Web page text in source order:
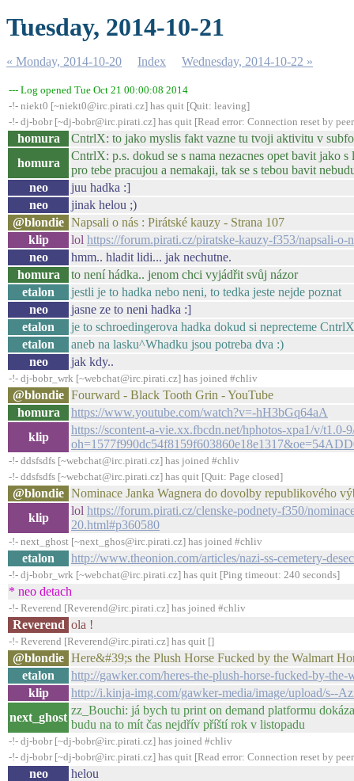
Tuesday, 2014-10-21
« Monday, 2014-10-20 Index Wednesday, 2014-10-22 »
--- Log opened Tue Oct 21 00:00:08 2014
-!- niekt0 [~niekt0@irc.pirati.cz] has quit [Quit: leaving]
-!- dj-bobr [~dj-bobr@irc.pirati.cz] has quit [Read error: Connection reset by
homura
CntrlX: to jako myslis fakt vazne tu tvoji aktivitu v
homura
CntrlX: p.s. dokud se s nama nezacnes opet bavit jako
pro tebe pracujou a nemakaji, tak se s tebou bavit
neo
juu hadka :]
neo
jinak helou ;)
@blondie Napsali o nás : Pirátské kauzy - Strana 107
klip
lol https://forum.pirati.cz/piratske-kauzy-f353/napsali-o-
neo
hmm.. hladit lidi... jak nechutne.
homura
to není hádka.. jenom chci vyjádřit svůj názor
etalon
jestli je to hadka nebo neni, to tedka jeste nejde poznat
neo
jasne ze to neni hadka :]
etalon
je to schroedingerova hadka dokud si neprecteme
etalon
aneb na lasku^Whadku jsou potreba dva :)
neo
jak kdy..
-!- dj-bobr_wrk [~webchat@irc.pirati.cz] has joined #chliv
@blondie Fourward - Black Tooth Grin - YouTube
homura
https://www.youtube.com/watch?v=-hH3bGq64aA
klip
https://scontent-a-vie.xx.fbcdn.net/hphotos-xpa1/v/
-!- ddsfsdfs [~webchat@irc.pirati.cz] has joined #chliv
-!- ddsfsdfs [~webchat@irc.pirati.cz] has quit [Quit: Page closed]
@blondie Nominace Janka Wagnera do dovolby republikového
klip
lol https://forum.pirati.cz/clenske-podnety-f350/
20.html#p360580
-!- next_ghost [~next_ghos@irc.pirati.cz] has joined #chliv
etalon http://www.theonion.com/articles/nazi-ss-cemetery-
-!- dj-bobr_wrk [~webchat@irc.pirati.cz] has quit [Ping timeout: 240 seconds]
* neo detach
-!- Reverend [Reverend@irc.pirati.cz] has joined #chliv
Reverend ola !
-!- Reverend [Reverend@irc.pirati.cz] has quit []
@blondie Here&#39;s the Plush Horse Fucked by the Walmart
etalon
http://gawker.com/heres-the-plush-horse-fucked-by-
klip
http://i.kinja-img.com/gawker-media/image/upload/s--
next_ghost
zz_Bouchi: já bych tu print on demand platformu
budu na to mít čas nejdřív příští rok v listopadu
-!- dj-bobr [~dj-bobr@irc.pirati.cz] has joined #chliv
-!- dj-bobr [~dj-bobr@irc.pirati.cz] has quit [Read error: Connection reset by
neo helou